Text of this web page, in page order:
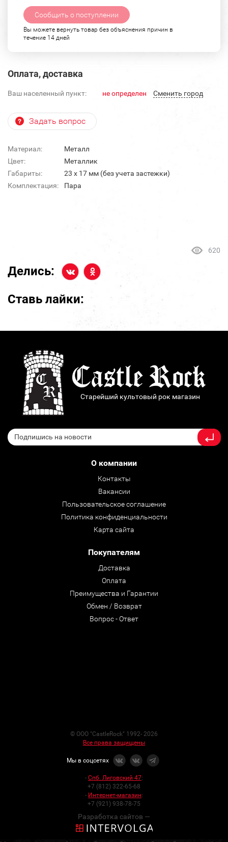
Сообщить о поступлении
Вы можете вернуть товар без объяснения причин в
течение 14 дней
Оплата, доставка
Ваш населенный пункт: не определен Cменить город
Задать вопрос
Материал:
Металл
Цвет:
Металлик
Габариты:
23 х 17 мм (без учета застежки)
Комплектация:
Пара
620
Делись:
Ставь лайки:
Старейший культовый рок магазин
О компании
Контакты
Вакансии
Пользовательское соглашение
Политика конфиденциальности
Карта сайта
Покупателям
Доставка
Оплата
Преимущества и Гарантии
Обмен / Возврат
Вопрос - Ответ
© ООО "CastleRock" 1992- 2026
Все права защищены
Мы в соцсетях
- Спб. Лиговский 47:
+7 (812) 322-65-68
- Интернет-магазин:
+7 (921) 938-78-75
Разработка сайтов —